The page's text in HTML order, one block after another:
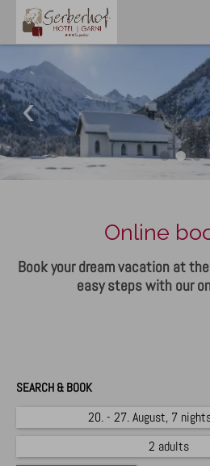
Rooms
Wellness
English
Cart is
Online
Book your dream vacation at
easy steps with our
SEARCH & BOOK
20. - 27. August, 7
2 adults